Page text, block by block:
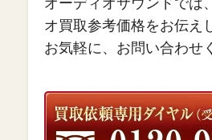
オーディオサウンドでは
オ買取参考価格をお伝え
お気軽に、お問い合わせ